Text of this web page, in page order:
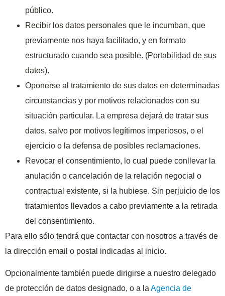
público.
Recibir los datos personales que le incumban, que
previamente nos haya facilitado, y en formato
estructurado cuando sea posible. (Portabilidad de sus
datos).
Oponerse al tratamiento de sus datos en determinadas
circunstancias y por motivos relacionados con su
situación particular. La empresa dejará de tratar sus
datos, salvo por motivos legítimos imperiosos, o el
ejercicio o la defensa de posibles reclamaciones.
Revocar el consentimiento, lo cual puede conllevar la
anulación o cancelación de la relación negocial o
contractual existente, si la hubiese. Sin perjuicio de los
tratamientos llevados a cabo previamente a la retirada
del consentimiento.
Para ello sólo tendrá que contactar con nosotros a través de
la dirección email o postal indicadas al inicio.
Opcionalmente también puede dirigirse a nuestro delegado
de protección de datos designado, o a la Agencia de